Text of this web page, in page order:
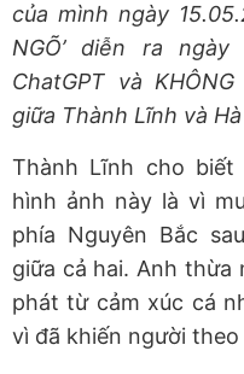
của mình ngày
NGÕ’ diễn ra
ChatGPT và
giữa Thành Lĩnh và
Thành Lĩnh cho
hình ảnh này là vì
phía Nguyên Bắc
giữa cả hai. Anh thừa
phát từ cảm xúc cá
vì đã khiến người theo